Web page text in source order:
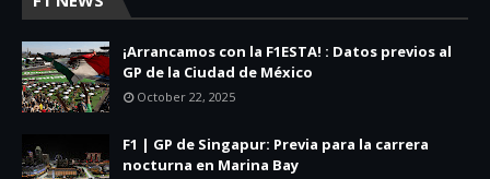
¡Arrancamos con la F1ESTA! : Datos previos al
GP de la Ciudad de México
October 22, 2025
F1 | GP de Singapur: Previa para la carrera
nocturna en Marina Bay